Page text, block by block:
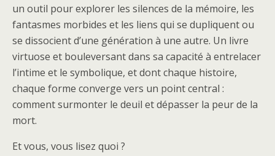
un outil pour explorer les silences de la mémoire, les
fantasmes morbides et les liens qui se dupliquent ou
se dissocient d’une génération à une autre. Un livre
virtuose et bouleversant dans sa capacité à entrelacer
l’intime et le symbolique, et dont chaque histoire,
chaque forme converge vers un point central :
comment surmonter le deuil et dépasser la peur de la
mort.
Et vous, vous lisez quoi ?